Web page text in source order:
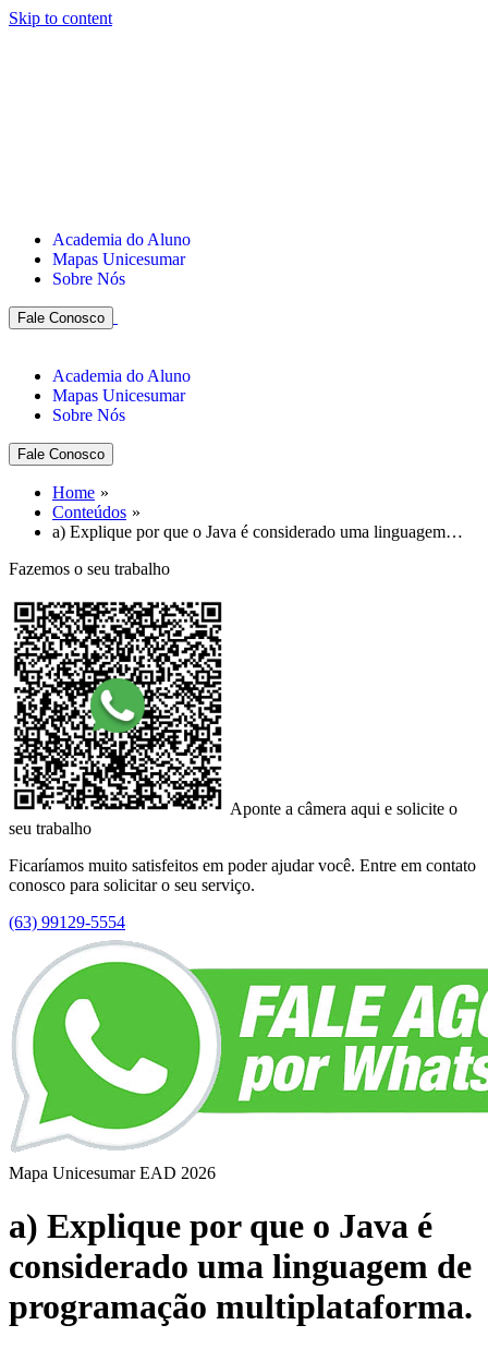
Skip to content
Academia do Aluno
Mapas Unicesumar
Sobre Nós
Fale Conosco
Academia do Aluno
Mapas Unicesumar
Sobre Nós
Fale Conosco
Home
Conteúdos
a) Explique por que o Java é considerado uma linguagem…
Fazemos o seu trabalho
Aponte a câmera aqui e solicite o
seu trabalho
Ficaríamos muito satisfeitos em poder ajudar você. Entre em contato
conosco para solicitar o seu serviço.
(63) 99129-5554
Mapa Unicesumar EAD 2026
a) Explique por que o Java é
considerado uma linguagem de
programação multiplataforma.